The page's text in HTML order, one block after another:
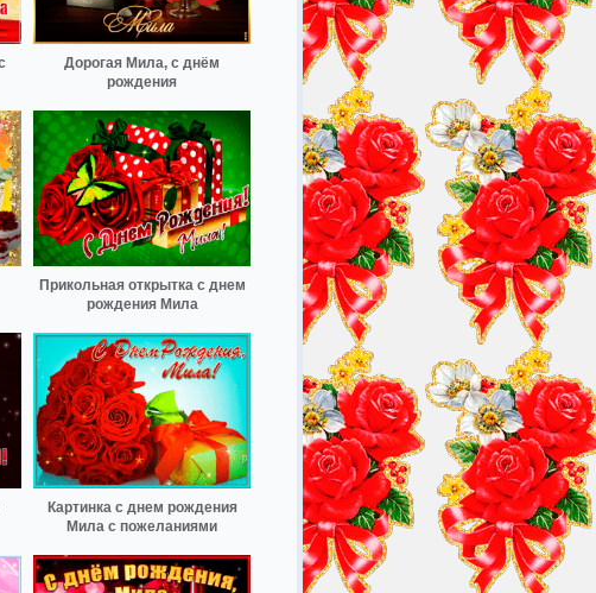
Дорогая Мила, с днём
рождения
Прикольная открытка с днем
рождения Мила
Картинка с днем рождения
Мила с пожеланиями